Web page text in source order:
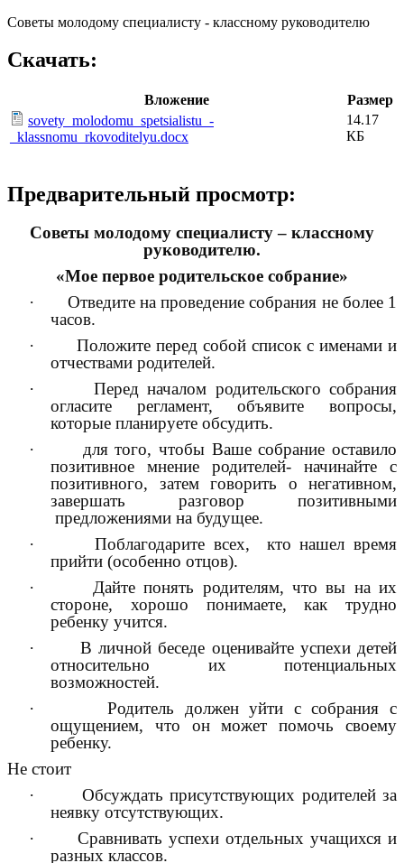
Советы молодому специалисту - классному руководителю
Скачать:
Вложение
Размер
sovety_molodomu_spetsialistu_-
_klassnomu_rkovoditelyu.docx
14.17
КБ
Предварительный просмотр:
Советы молодому специалисту – классному
руководителю.
«Мое первое родительское собрание»
· Отведите на проведение собрания не более 1
часов.
· Положите перед собой список с именами и
отчествами родителей.
· Перед началом родительского собрания
огласите регламент, объявите вопросы,
которые планируете обсудить.
· для того, чтобы Ваше собрание оставило
позитивное мнение родителей- начинайте с
позитивного, затем говорить о негативном,
завершать разговор позитивными
предложениями на будущее.
· Поблагодарите всех, кто нашел время
прийти (особенно отцов).
· Дайте понять родителям, что вы на их
стороне, хорошо понимаете, как трудно
ребенку учится.
· В личной беседе оценивайте успехи детей
относительно их потенциальных
возможностей.
· Родитель должен уйти с собрания с
ощущением, что он может помочь своему
ребенку.
Не стоит
· Обсуждать присутствующих родителей за
неявку отсутствующих.
· Сравнивать успехи отдельных учащихся и
разных классов.